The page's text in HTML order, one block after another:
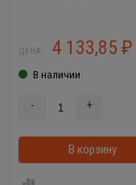
ЦЕНА: 4 133,85 ₽
В наличии
- +
В корзину